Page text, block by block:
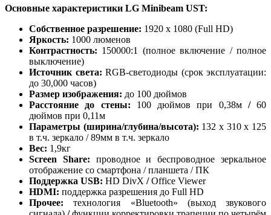
Основные характеристики LG Minibeam UST:
Собственное разрешение: 1920 x 1080 (Full HD)
Яркость: 1000 люменов
Контрастность: 150000:1 (полное включение / полное
выключение)
Источник света: RGB-светодиоды (срок эксплуатации:
до 30,000 часов)
Размер изображения: до 100 дюймов
Расстояние до стены: 100 дюймов при 0,38м / 60
дюймов при 0,11м
Параметры (ширина/глубина/высота): 132 x 310 x 125
в т.ч. зеркало / 89мм в т.ч. зеркало
Вес: 1,9кг
Screen Share: проводное и беспроводное зеркальное
отображение со смартфона / планшета / ПК
Поддержка USB: HD DivX /Office Viewer
HDMI: поддержка разрешения до Full HD
Прочее:технология «Bluetooth» (выход звукового